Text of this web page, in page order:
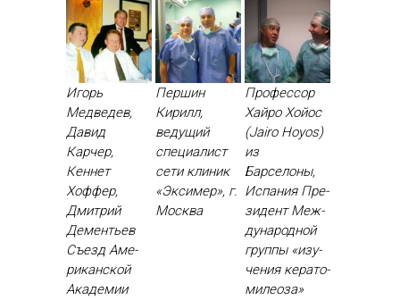
Игорь
Медведев,
Давид
Карчер,
Кеннет
Хоффер,
Дмитрий
Дементьев
Съ­езд Аме­
рикан­ской
Ака­демии
Першин
Кирилл,
ведущий
специалист
сети клиник
«Эксимер», г.
Москва
Профессор
Хайро Хойос
(Jairo Hoyos)
из
Барселоны,
Испания Пре­
зидент Меж­
ду­народ­ной
груп­пы «изу­
чения ке­рато­
миле­оза»